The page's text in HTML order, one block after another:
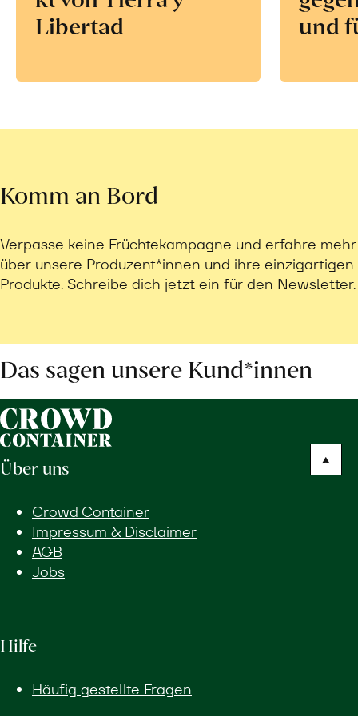
Libertad
und
Komm an Bord
Verpasse keine Früchtekampagne und erfahre mehr
über unsere Produzent*innen und ihre einzigartigen
Produkte. Schreibe dich jetzt ein für den Newsletter.
Das sagen unsere Kund*innen
Über uns
Crowd Container
Impressum & Disclaimer
AGB
Jobs
Hilfe
Häufig gestellte Fragen